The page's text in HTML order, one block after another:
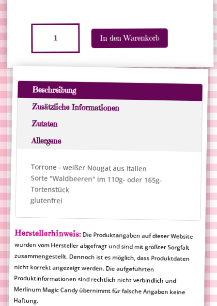
Tortenstück
In den Warenkorb
t
e
r
a
t
v
e
:
Beschreibung
Zusätzliche Informationen
Zutaten
Allergene
Torrone - weißer Nougat aus Italien
Sorte "Waldbeeren" im 110g- oder 165g-
Tortenstück
glutenfrei
Herstellerhinweis:Die Produktangaben auf dieser Website
wurden vom Hersteller abgefragt und sind mit größter Sorgfalt
zusammengestellt. Dennoch ist es möglich, dass Produktdaten
nicht korrekt angezeigt werden. Die aufgeführten
Produktinformationen sind rechtlich nicht verbindlich und
Merlinum Magic Candy übernimmt für falsche Angaben keine
Haftung.